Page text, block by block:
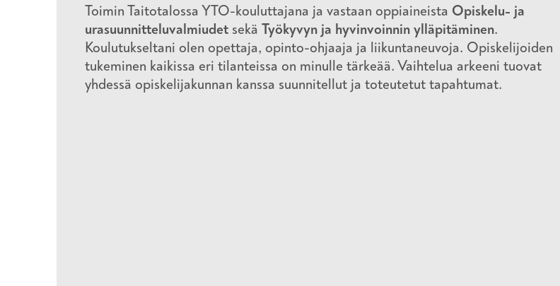
Toimin Taitotalossa YTO-kouluttajana ja vastaan oppiaineista Opiskelu- ja
urasuunnitteluvalmiudet sekä Työkyvyn ja hyvinvoinnin ylläpitäminen.
Koulutukseltani olen opettaja, opinto-ohjaaja ja liikuntaneuvoja. Opiskelijoiden
tukeminen kaikissa eri tilanteissa on minulle tärkeää. Vaihtelua arkeeni tuovat
yhdessä opiskelijakunnan kanssa suunnitellut ja toteutetut tapahtumat.